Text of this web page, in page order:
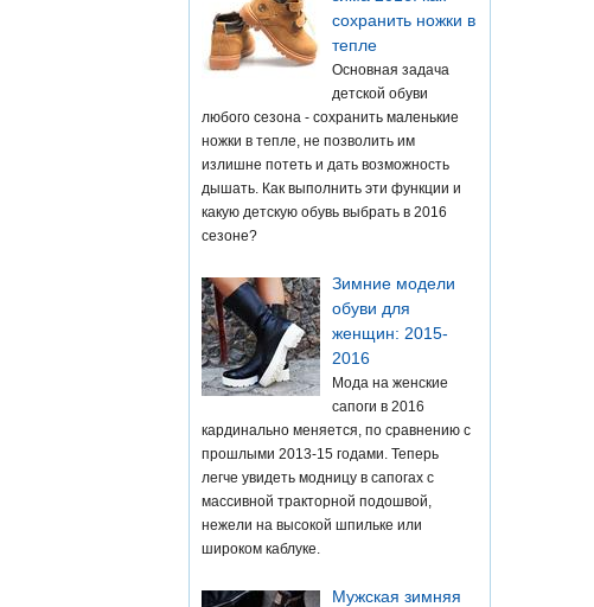
сохранить ножки в
тепле
Основная задача
детской обуви
любого сезона - сохранить маленькие
ножки в тепле, не позволить им
излишне потеть и дать возможность
дышать. Как выполнить эти функции и
какую детскую обувь выбрать в 2016
сезоне?
Зимние модели
обуви для
женщин: 2015-
2016
Мода на женские
сапоги в 2016
кардинально меняется, по сравнению с
прошлыми 2013-15 годами. Теперь
легче увидеть модницу в сапогах с
массивной тракторной подошвой,
нежели на высокой шпильке или
широком каблуке.
Мужская зимняя